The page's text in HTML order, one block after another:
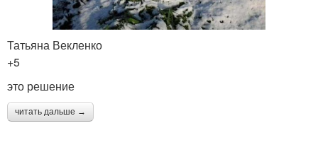
Татьяна Векленко
+5
это решение
читать дальше →